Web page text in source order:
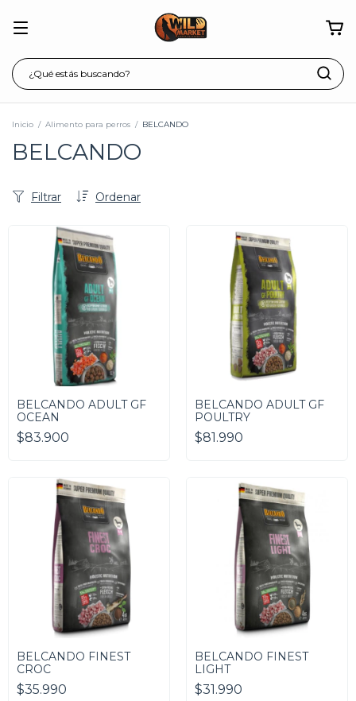
Inicio / Alimento para perros / BELCANDO
BELCANDO
Ordenar
Filtrar
BELCANDO ADULT GF
OCEAN
$83.900
BELCANDO ADULT GF
POULTRY
$81.990
BELCANDO FINEST
CROC
$35.990
BELCANDO FINEST
LIGHT
$31.990